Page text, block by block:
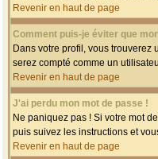
Revenir en haut de page
Comment puis-je éviter que
Dans votre profil, vous trouverez
serez compté comme un
Revenir en haut de page
J'ai perdu mon mot de passe !
Ne paniquez pas ! Si votre mot
puis suivez les instructions et
Revenir en haut de page